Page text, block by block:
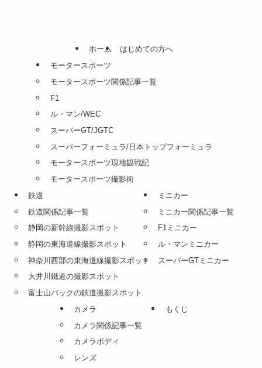
ホーム
はじめての方へ
モータースポーツ
モータースポーツ関係記事一覧
F1
ル・マン/WEC
スーパーGT/JGTC
スーパーフォーミュラ/日本トップフォーミュラ
モータースポーツ現地観戦記
モータースポーツ撮影術
鉄道
鉄道関係記事一覧
静岡の新幹線撮影スポット
静岡の東海道線撮影スポット
神奈川西部の東海道線撮影スポット
大井川鐵道の撮影スポット
富士山バックの鉄道撮影スポット
ミニカー
ミニカー関係記事一覧
F1ミニカー
ル・マンミニカー
スーパーGTミニカー
カメラ
カメラ関係記事一覧
カメラボディ
レンズ
もくじ